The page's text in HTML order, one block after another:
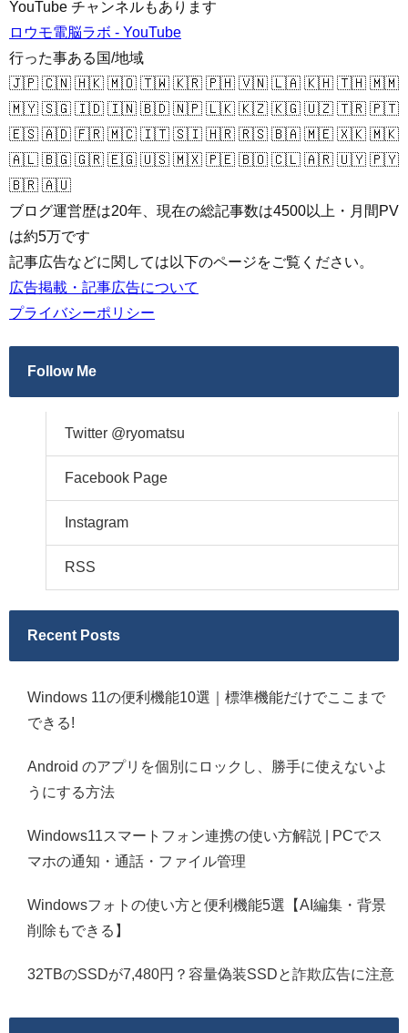
YouTube チャンネルもあります
ロウモ電脳ラボ - YouTube
行った事ある国/地域
🇯🇵 🇨🇳 🇭🇰 🇲🇴 🇹🇼 🇰🇷 🇵🇭 🇻🇳 🇱🇦 🇰🇭 🇹🇭 🇲🇲
🇲🇾 🇸🇬 🇮🇩 🇮🇳 🇧🇩 🇳🇵 🇱🇰 🇰🇿 🇰🇬 🇺🇿 🇹🇷 🇵🇹
🇪🇸 🇦🇩 🇫🇷 🇲🇨 🇮🇹 🇸🇮 🇭🇷 🇷🇸 🇧🇦 🇲🇪 🇽🇰 🇲🇰
🇦🇱 🇧🇬 🇬🇷 🇪🇬 🇺🇸 🇲🇽 🇵🇪 🇧🇴 🇨🇱 🇦🇷 🇺🇾 🇵🇾
🇧🇷 🇦🇺
ブログ運営歴は20年、現在の総記事数は4500以上・月間PV
は約5万です
記事広告などに関しては以下のページをご覧ください。
広告掲載・記事広告について
プライバシーポリシー
Follow Me
Twitter @ryomatsu
Facebook Page
Instagram
RSS
Recent Posts
Windows 11の便利機能10選｜標準機能だけでここまで
できる!
Android のアプリを個別にロックし、勝手に使えないよ
うにする方法
Windows11スマートフォン連携の使い方解説 | PCでス
マホの通知・通話・ファイル管理
Windowsフォトの使い方と便利機能5選【AI編集・背景
削除もできる】
32TBのSSDが7,480円？容量偽装SSDと詐欺広告に注意